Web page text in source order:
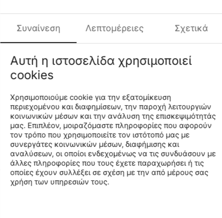
Χρωματική Ομάδα
Μαύρο
Κωδικός MPN
001225-510
Κωδικός Χρώματος
510
Περιγραφή Χρώματος
Σύνθεση
100%Βαμβάκι
Find similar
Ο ΛΟΓΑΡΙΑΣΜΟΣ ΜΟΥ
Συναίνεση Λεπτομέρειες Σχετικά
Αυτή η ιστοσελίδα χρησιμοποιεί
cookies
Χρησιμοποιούμε cookie για την εξατομίκευση
περιεχομένου και διαφημίσεων, την παροχή λειτουργιών
κοινωνικών μέσων και την ανάλυση της επισκεψιμότητάς
μας. Επιπλέον, μοιραζόμαστε πληροφορίες που αφορούν
τον τρόπο που χρησιμοποιείτε τον ιστότοπό μας με
συνεργάτες κοινωνικών μέσων, διαφήμισης και
αναλύσεων, οι οποίοι ενδεχομένως να τις συνδυάσουν με
άλλες πληροφορίες που τους έχετε παραχωρήσει ή τις
οποίες έχουν συλλέξει σε σχέση με την από μέρους σας
χρήση των υπηρεσιών τους.